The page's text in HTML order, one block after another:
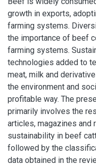
growth in exports,
farming systems.
the importance of beef
farming systems.
technologies added to
meat, milk and
the environment and
profitable way. The
primarily involves the
articles, magazines and
sustainability in beef
followed by the
data obtained in the